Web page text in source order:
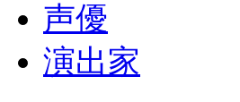
声優
演出家